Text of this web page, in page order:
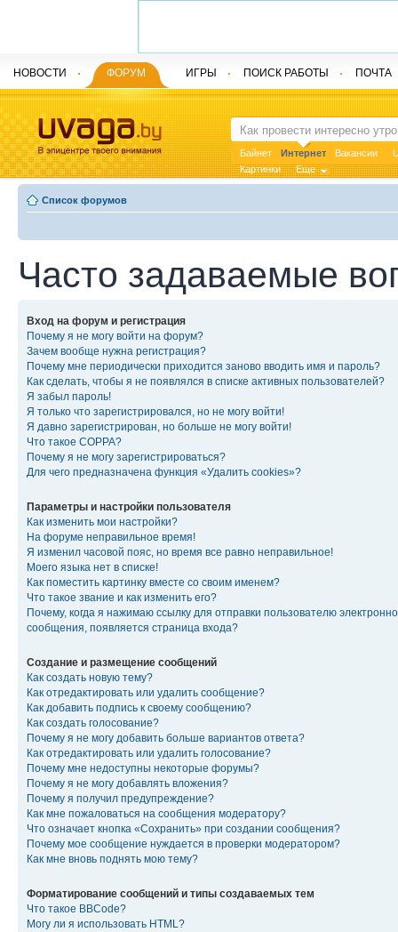
Байнет Интернет Вакансии
Картинки
Еще
НОВОСТИ ФОРУМ ИГРЫ ПОИСК РАБОТЫ ПОЧТА
Список форумов
Часто задаваемые
Вход на форум и регистрация
Почему я не могу войти на форум?
Зачем вообще нужна регистрация?
Почему мне периодически приходится заново вводить имя и пароль?
Как сделать, чтобы я не появлялся в списке активных пользователей?
Я забыл пароль!
Я только что зарегистрировался, но не могу войти!
Я давно зарегистрирован, но больше не могу войти!
Что такое COPPA?
Почему я не могу зарегистрироваться?
Для чего предназначена функция «Удалить cookies»?
Параметры и настройки пользователя
Как изменить мои настройки?
На форуме неправильное время!
Я изменил часовой пояс, но время все равно неправильное!
Моего языка нет в списке!
Как поместить картинку вместе со своим именем?
Что такое звание и как изменить его?
Почему, когда я нажимаю ссылку для отправки пользователю
сообщения, появляется страница входа?
Создание и размещение сообщений
Как создать новую тему?
Как отредактировать или удалить сообщение?
Как добавить подпись к своему сообщению?
Как создать голосование?
Почему я не могу добавить больше вариантов ответа?
Как отредактировать или удалить голосование?
Почему мне недоступны некоторые форумы?
Почему я не могу добавлять вложения?
Почему я получил предупреждение?
Как мне пожаловаться на сообщения модератору?
Что означает кнопка «Сохранить» при создании сообщения?
Почему мое сообщение нуждается в проверки модератором?
Как мне вновь поднять мою тему?
Форматирование сообщений и типы создаваемых тем
Что такое BBCode?
Могу ли я использовать HTML?